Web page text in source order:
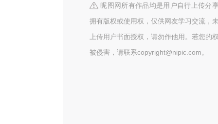
昵图网所有作品均是用户自行上传分
拥有版权或使用权，仅供网友学习交流，
上传用户书面授权，请勿作他用。若您的
被侵害，请联系copyright@nipic.com。